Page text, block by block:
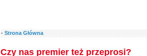
- Strona Główna
Czy nas premier też przeprosi?